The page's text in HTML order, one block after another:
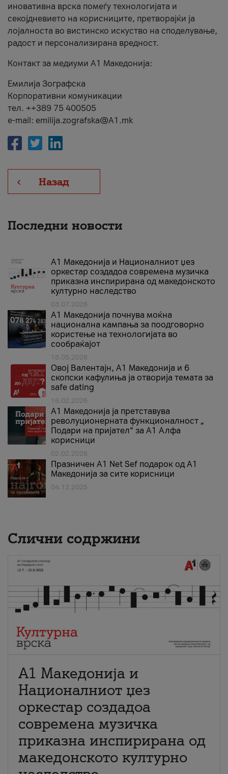
иновативна врска помеѓу технологијата и
секојдневието на корисниците, претворајќи ја
лојалноста во вистинско искуство на споделување,
радост и персонализирана вредност.
Контакт за медиуми А1 Македонија:
Емилија Зографска
Корпоративни комуникации
тел. ++389 75 400505
e-mail: emilija.zografska@A1.mk
Назад
Последни новости
А1 Македонија и Националниот џез
оркестар создадоа современа музичка
приказна инспирирана од македонското
културно наследство
03.07.2026
A1 Македонија почнува моќна
национална кампања за поодговорно
користење на технологијата во
сообраќајот
18.05.2026
Овој Валентајн, A1 Македонија и 6
скопски кафулиња ја отворија темата за
safe dating
16.02.2026
А1 Македонија ја претставува
револуционерната функционалност „
Подари на пријател“ за А1 Алфа
корисници
02.02.2026
Празничен A1 Net Sеf подарок од А1
Македонија за сите корисници
04.12.2025
Слични содржини
А1 Македонија и
Националниот џез
оркестар создадоа
современа музичка
приказна инспирирана од
македонското културно